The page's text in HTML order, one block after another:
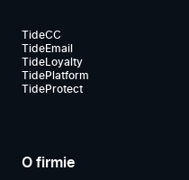
TideCC
TideEmail
TideLoyalty
TidePlatform
TideProtect
O firmie